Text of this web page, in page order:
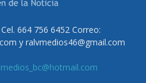
664 756 6452 Correo:
y ralvmedios46@gmail.com